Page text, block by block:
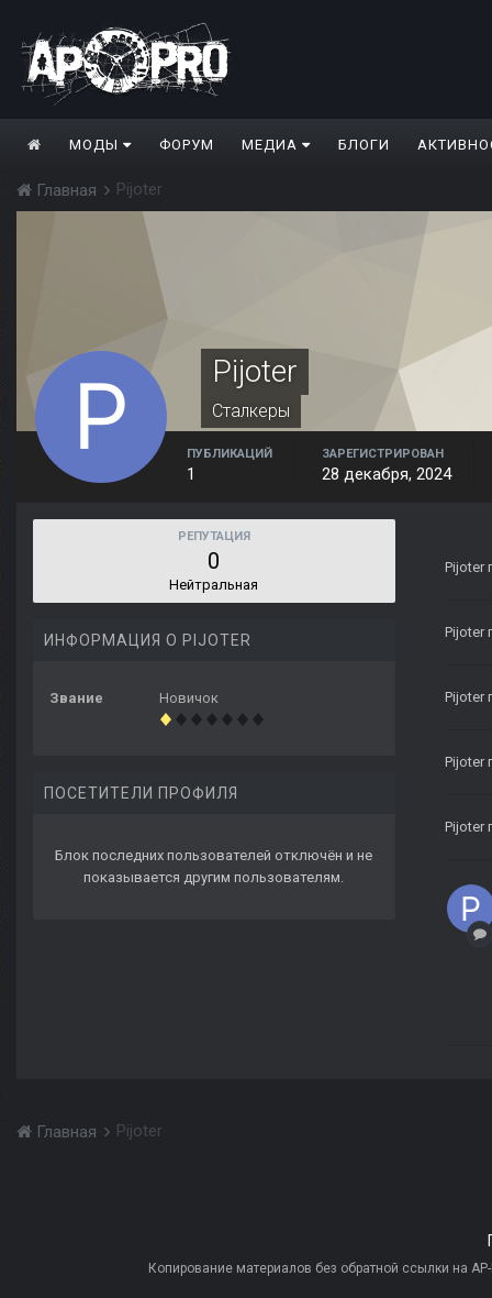
МОДЫ ФОРУМ МЕДИА БЛОГИ
Главная Pijoter
Pijoter
Сталкеры
ПУБЛИКАЦИЙ
1
ЗАРЕГИСТРИРОВАН
28 декабря, 2024
РЕПУТАЦИЯ
0
Нейтральная
ИНФОРМАЦИЯ О PIJOTER
Звание Новичок
ПОСЕТИТЕЛИ ПРОФИЛЯ
Блок последних пользователей отключён и не
показывается другим пользователям.
Pijoter
Pijoter
Pijoter
Pijoter
Pijoter
Главная Pijoter
Копирование материалов без обратной ссылки на